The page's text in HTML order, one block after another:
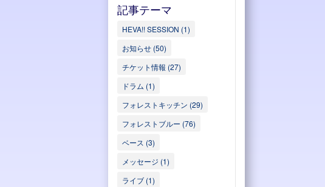
記事テーマ
HEVA!! SESSION (1)
お知らせ(50)
チケット情報 (27)
ドラム (1)
フォレストキッチン (29)
フォレストブルー (76)
ベース (3)
メッセージ (1)
ライブ(1)